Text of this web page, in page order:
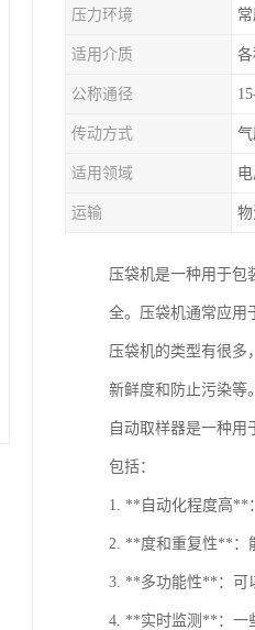
压力环境
适用介质
公称通径
传动方式
适用领域
运输
压袋机是一种用于包
全。压袋机通常应用
压袋机的类型有很多
新鲜度和防止污染等
自动取样器是一种
包括：
1. **自动化程度高**
2. **度和重复性**：
3. **多功能性**：可
4. **实时监测**：一